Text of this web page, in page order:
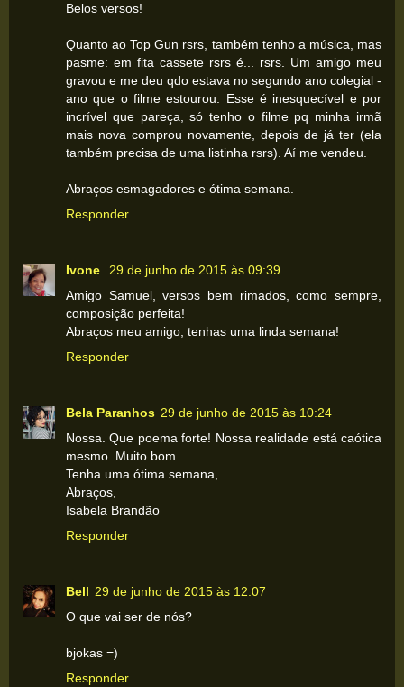
Belos versos!
Quanto ao Top Gun rsrs, também tenho a música, mas
pasme: em fita cassete rsrs é... rsrs. Um amigo meu
gravou e me deu qdo estava no segundo ano colegial -
ano que o filme estourou. Esse é inesquecível e por
incrível que pareça, só tenho o filme pq minha irmã
mais nova comprou novamente, depois de já ter (ela
também precisa de uma listinha rsrs). Aí me vendeu.
Abraços esmagadores e ótima semana.
Responder
Ivone
29 de junho de 2015 às 09:39
Amigo Samuel, versos bem rimados, como sempre,
composição perfeita!
Abraços meu amigo, tenhas uma linda semana!
Responder
Bela Paranhos 29 de junho de 2015 às 10:24
Nossa. Que poema forte! Nossa realidade está caótica
mesmo. Muito bom.
Tenha uma ótima semana,
Abraços,
Isabela Brandão
Responder
Bell 29 de junho de 2015 às 12:07
O que vai ser de nós?
bjokas =)
Responder